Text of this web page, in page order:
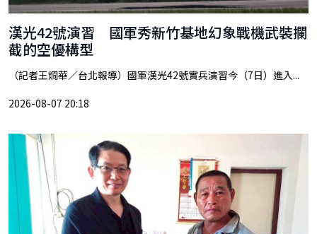
漢光42號演習 國軍秀新竹基地幻象戰機武裝攔
截的空優構型
（記者王烱華／台北報導）國軍漢光42號實兵演習今（7日）進入...
2026-08-07 20:18